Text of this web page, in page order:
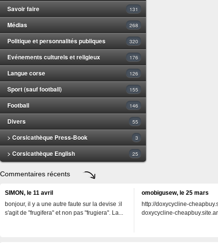
Savoir faire 131
Médias 268
Politique et personnalités publiques 320
Evénements culturels et religieux 176
Langue corse 126
Sport (sauf football) 155
Football 146
Divers 55
> Corsicathèque Press-Book 3
> Corsicathèque English 25
Commentaires récents
SIMON, le 11 avril
bonjour, il y a une autre faute sur la devise :il
s'agit de "frugifera" et non pas "frugiera". La...
omobigusew, le 25 mars
http://doxycycline-
doxycycline-